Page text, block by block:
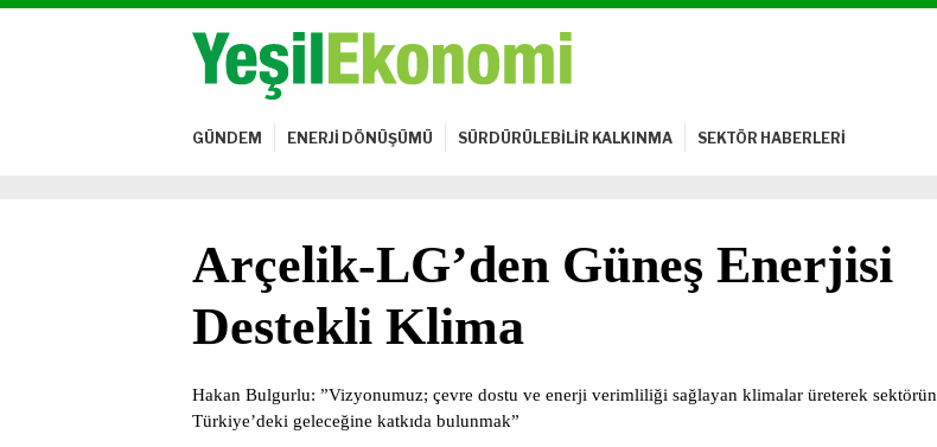
GÜNDEM ENERJİ DÖNÜŞÜMÜ SÜRDÜRÜLEBİLİR KALKINMA SEKTÖR HABERLERİ
Arçelik-LG’den Güneş Enerjisi
Destekli Klima
Hakan Bulgurlu: ”Vizyonumuz; çevre dostu ve enerji verimliliği sağlayan klimalar üreterek sektörün
Türkiye’deki geleceğine katkıda bulunmak”